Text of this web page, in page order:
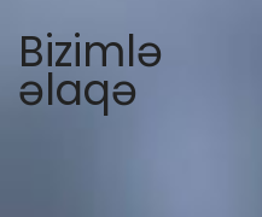
Bizimlə
əlaqə